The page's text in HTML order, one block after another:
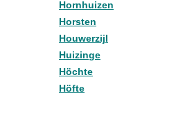
Hornhuizen
Horsten
Houwerzijl
Huizinge
Höchte
Höfte